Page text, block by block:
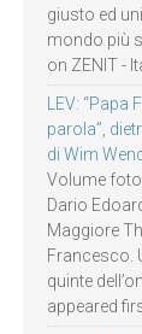
giusto ed
mondo più
on ZENIT -
LEV:
parola”,
di Wim
Volume
Dario
Maggiore
Francesco.
quinte
appeared